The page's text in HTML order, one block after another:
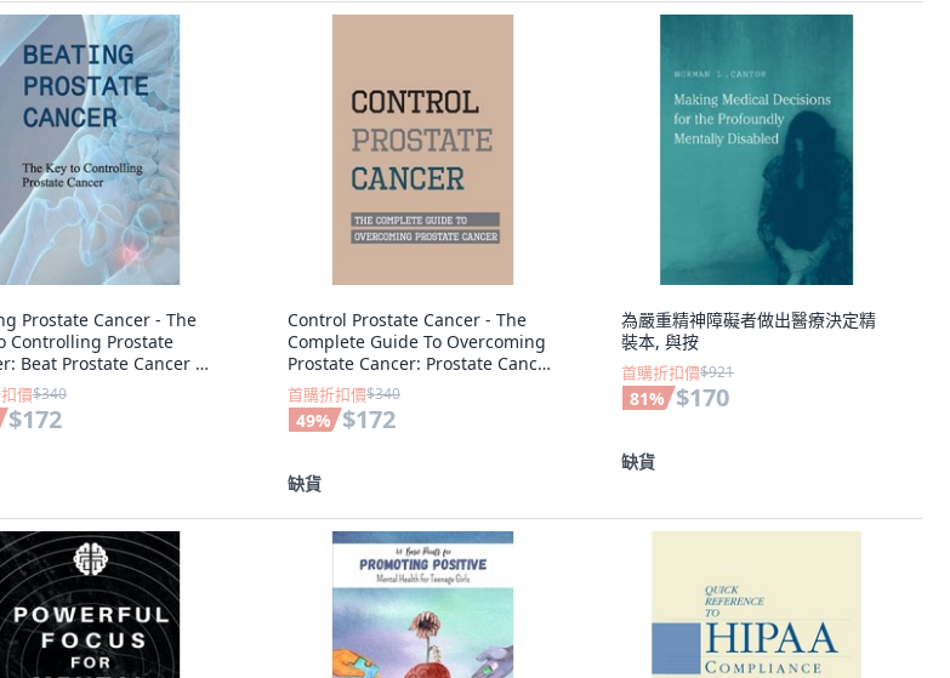
Prostate Cancer - The
Controlling Prostate
Beat Prostate Cancer 平
Published,
價$340
$172
Control Prostate Cancer - The
Complete Guide To Overcoming
Prostate Cancer: Prostate Cancer
Awareness 平裝版,
Independently Published, 英文
首購折扣價$340
49% $172
缺貨
為嚴重精神障礙者做出醫療決定精
裝本, 與按
首購折扣價$921
81% $170
缺貨